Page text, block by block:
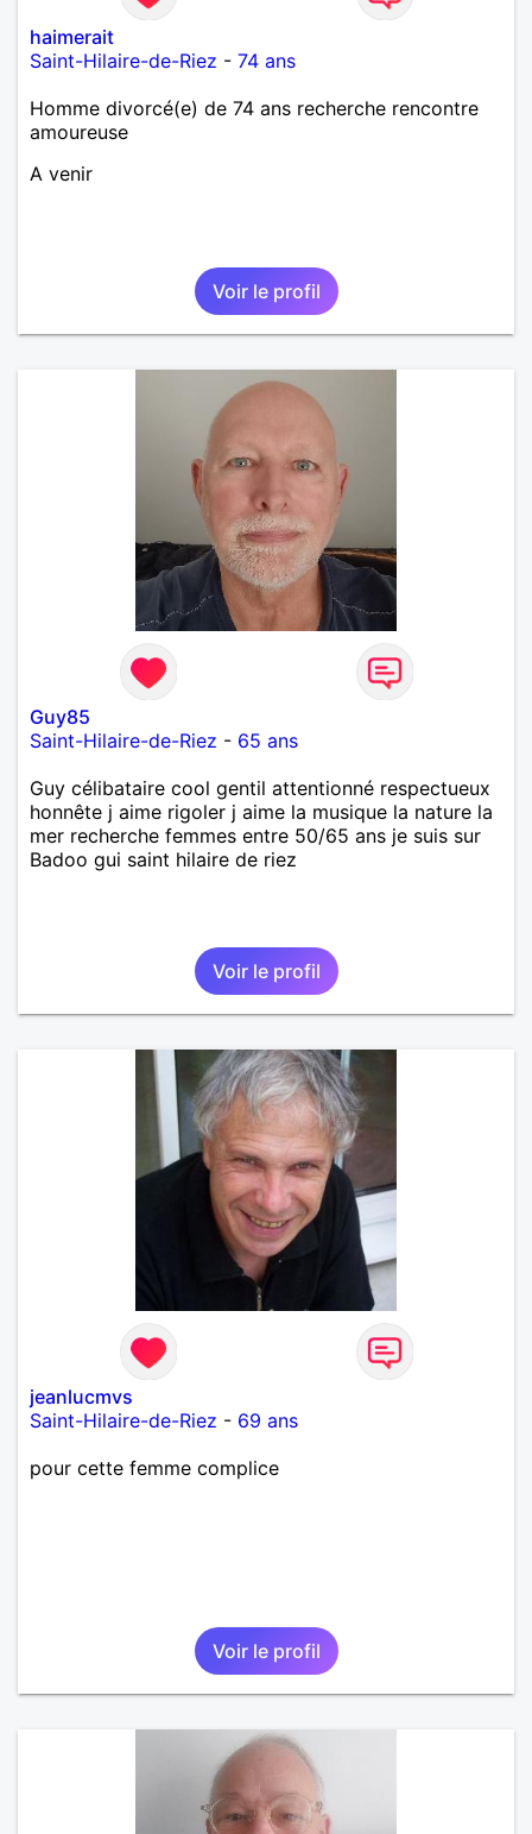
haimerait
Saint-Hilaire-de-Riez - 74 ans
Homme divorcé(e) de 74 ans recherche rencontre
amoureuse
A venir
Voir le profil
Guy85
Saint-Hilaire-de-Riez - 65 ans
Guy célibataire cool gentil attentionné respectueux
honnête j aime rigoler j aime la musique la nature la
mer recherche femmes entre 50/65 ans je suis sur
Badoo gui saint hilaire de riez
Voir le profil
jeanlucmvs
Saint-Hilaire-de-Riez - 69 ans
pour cette femme complice
Voir le profil